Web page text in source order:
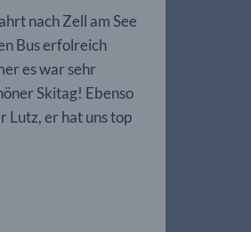
nach Zell am See
Bus erfolreich
es war sehr
Skitag! Ebenso
Lutz, er hat uns top